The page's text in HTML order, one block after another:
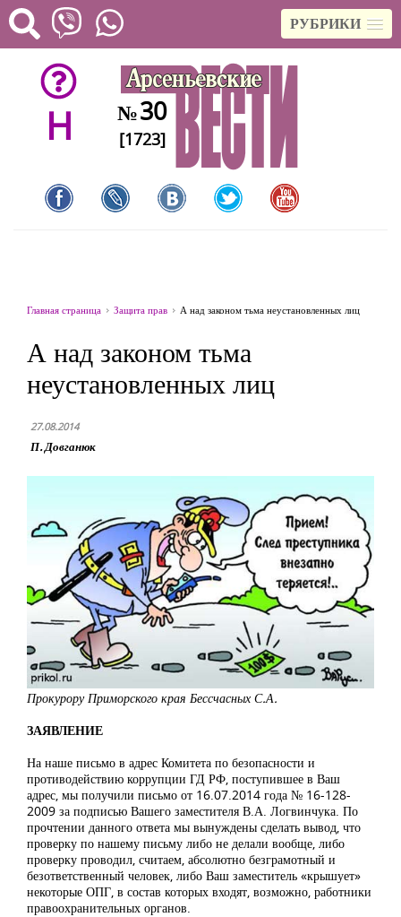
РУБРИКИ
H №30
[1723]
Главная страница Защита прав А над законом тьма неустановленных лиц
А над законом тьма
неустановленных лиц
27.08.2014
П. Довганюк
Прокурору Приморского края Бессчасных С.А.
ЗАЯВЛЕНИЕ
На наше письмо в адрес Комитета по безопасности и
противодействию коррупции ГД РФ, поступившее в Ваш
адрес, мы получили письмо от 16.07.2014 года № 16-128-
2009 за подписью Вашего заместителя В.А. Логвинчука. По
прочтении данного ответа мы вынуждены сделать вывод, что
проверку по нашему письму либо не делали вообще, либо
проверку проводил, считаем, абсолютно безграмотный и
безответственный человек, либо Ваш заместитель «крышует»
некоторые ОПГ, в состав которых входят, возможно, работники
правоохранительных органов.